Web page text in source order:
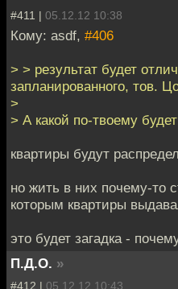
#411 | 05.12.12 10:38
Кому: asdf, #406
> > результат будет
запланированного, тов.
>
> А какой по-твоему
квартиры будут
но жить в них почему-то
которым квартиры
это будет загадка -
П.Д.О. »
#412 | 05.12.12 10:43